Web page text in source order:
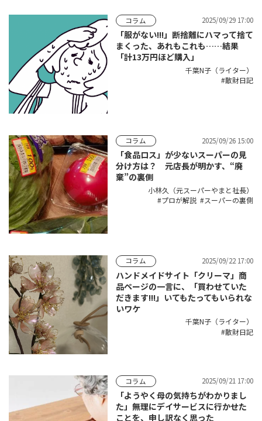
コラム 2025/09/29 17:00
「服がない!!!」断捨離にハマって捨て
まくった、あれもこれも……結果
「計13万円ほど購入」
千葉N子（ライター）
散財日記
コラム 2025/09/26 15:00
「食品ロス」が少ないスーパーの見
分け方は？ 元店長が明かす、“廃
棄”の裏側
小林久（元スーパーやまと社長）
プロが解説
スーパーの裏側
コラム 2025/09/22 17:00
ハンドメイドサイト「クリーマ」商
品ページの一言に、「買わせていた
だきます!!!」いてもたってもいられな
いワケ
千葉N子（ライター）
散財日記
コラム 2025/09/21 17:00
「ようやく母の気持ちがわかりまし
た」無理にデイサービスに行かせた
ことを、申し訳なく思った